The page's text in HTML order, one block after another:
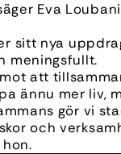
Eva
sitt nya
meningsfullt.
att
ännu mer liv,
gör vi
och